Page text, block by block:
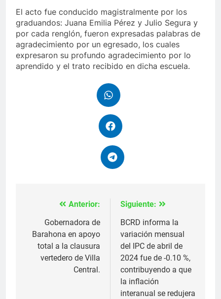
El acto fue conducido magistralmente por los
graduandos: Juana Emilia Pérez y Julio Segura y
por cada renglón, fueron expresadas palabras de
agradecimiento por un egresado, los cuales
expresaron su profundo agradecimiento por lo
aprendido y el trato recibido en dicha escuela.
Navegación
entradas
Anterior:
Gobernadora de
Barahona en apoyo
total a la clausura
vertedero de Villa
Central.
Siguiente:
BCRD informa la
variación mensual
del IPC de abril de
2024 fue de -0.10 %,
contribuyendo a que
la inflación
interanual se redujera